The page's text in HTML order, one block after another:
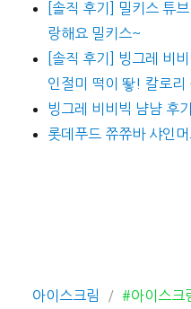
[솔직 후기] 밀키스 튜
랑해요 밀키스~
[솔직 후기] 빙그레 비
인절미 떡이 뙇! 칼로리
빙그레 비비빅 냠냠 후
롯데푸드 쮸쮸바 샤인
카
아이스크림
태
#아이스크